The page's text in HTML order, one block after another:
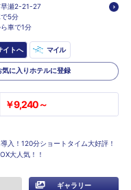
早瀬2-21-27
5分
車で1分
イトへ マイル
気に入りホテルに登録
￥9,240～
入！120分ショートタイム大好評！
大人気！！
ギャラリー